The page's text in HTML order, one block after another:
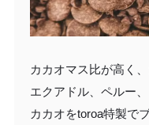
カカオマス比が高く
エクアドル、ペルー
カカオをtoroa特製で